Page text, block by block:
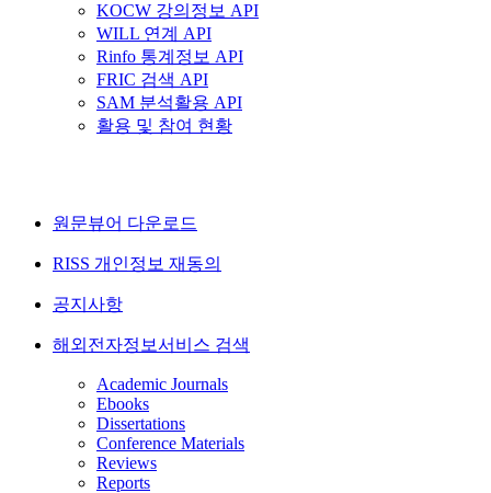
KOCW 강의정보 API
WILL 연계 API
Rinfo 통계정보 API
FRIC 검색 API
SAM 분석활용 API
활용 및 참여 현황
원문뷰어 다운로드
RISS 개인정보 재동의
공지사항
해외전자정보서비스 검색
Academic Journals
Ebooks
Dissertations
Conference Materials
Reviews
Reports